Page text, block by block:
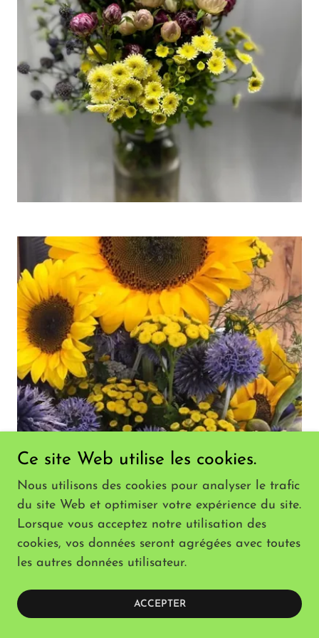
Ce site Web utilise les cookies.
Nous utilisons des cookies pour analyser le trafic
du site Web et optimiser votre expérience du site.
Lorsque vous acceptez notre utilisation des
cookies, vos données seront agrégées avec toutes
les autres données utilisateur.
ACCEPTER